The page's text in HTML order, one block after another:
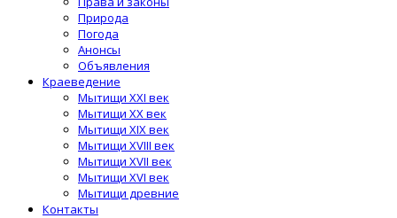
Природа
Погода
Анонсы
Объявления
Краеведение
Мытищи XXI век
Мытищи XX век
Мытищи XIX век
Мытищи XVIII век
Мытищи XVII век
Мытищи XVI век
Мытищи древние
Контакты